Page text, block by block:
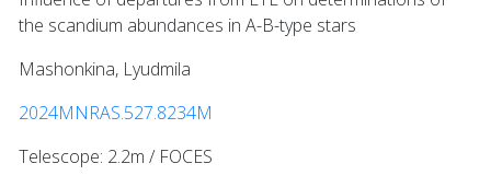
the scandium abundances in A-B-type stars
Mashonkina, Lyudmila
2024MNRAS.527.8234M
Telescope: 2.2m / FOCES